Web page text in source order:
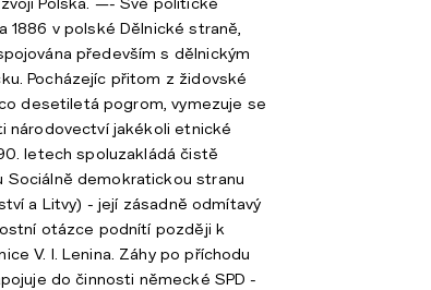
1886 v polské Dělnické straně,
především s dělnickým
Pocházejíc přitom z židovské
desetiletá pogrom, vymezuje se
národovectví jakékoli etnické
letech spoluzakládá čistě
Sociálně demokratickou stranu
a Litvy) - její zásadně odmítavý
otázce podnítí později k
V. I. Lenina. Záhy po příchodu
do činnosti německé SPD -